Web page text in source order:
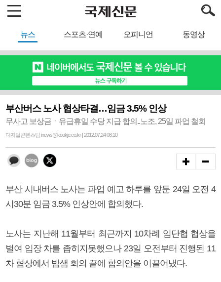
뉴스 스포츠·연예 오피니언 동영상
부산버스 노사 협상타결…임금 3.5% 인상
무사고 보상금ㆍ유급휴일 수당 지급 합의..노조, 25일 파업 철회
디지털콘텐츠팀 inews@kookje.co.kr | 2012.07.24 08:10
부산 시내버스 노사는 파업 예고 하루를 앞둔 24일 오전 4
시30분 임금 3.5% 인상안에 합의했다.
노사는 지난해 11월부터 최근까지 10차례 임단협 협상을
벌여 입장 차를 좁히지못했으나 23일 오전부터 진행된 11
차 협상에서 밤샘 회의 끝에 합의안을 이끌어냈다.